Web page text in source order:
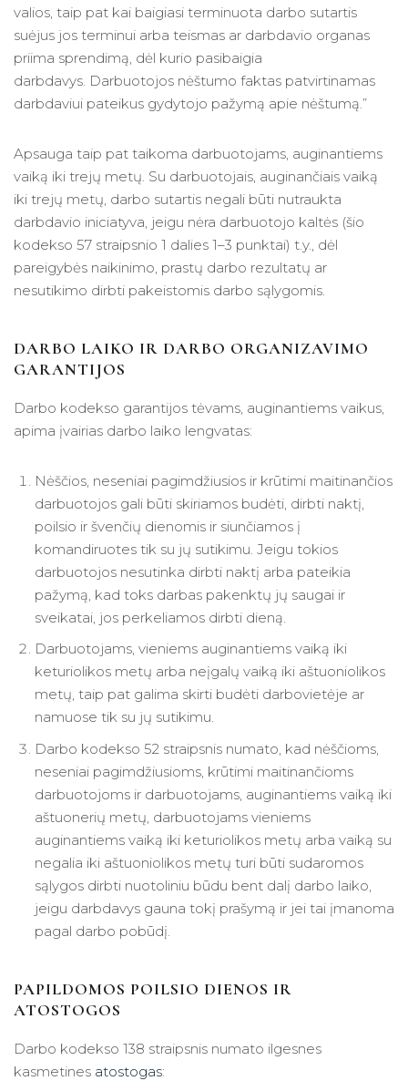
valios, taip pat kai baigiasi terminuota darbo sutartis
suėjus jos terminui arba teismas ar darbdavio organas
priima sprendimą, dėl kurio pasibaigia
darbdavys. Darbuotojos nėštumo faktas patvirtinamas
darbdaviui pateikus gydytojo pažymą apie nėštumą.”
Apsauga taip pat taikoma darbuotojams, auginantiems
vaiką iki trejų metų. Su darbuotojais, auginančiais vaiką
iki trejų metų, darbo sutartis negali būti nutraukta
darbdavio iniciatyva, jeigu nėra darbuotojo kaltės (šio
kodekso 57 straipsnio 1 dalies 1–3 punktai) t.y., dėl
pareigybės naikinimo, prastų darbo rezultatų ar
nesutikimo dirbti pakeistomis darbo sąlygomis.
DARBO LAIKO IR DARBO ORGANIZAVIMO
GARANTIJOS
Darbo kodekso garantijos tėvams, auginantiems vaikus,
apima įvairias darbo laiko lengvatas:
Nėščios, neseniai pagimdžiusios ir krūtimi maitinančios
darbuotojos gali būti skiriamos budėti, dirbti naktį,
poilsio ir švenčių dienomis ir siunčiamos į
komandiruotes tik su jų sutikimu. Jeigu tokios
darbuotojos nesutinka dirbti naktį arba pateikia
pažymą, kad toks darbas pakenktų jų saugai ir
sveikatai, jos perkeliamos dirbti dieną.
Darbuotojams, vieniems auginantiems vaiką iki
keturiolikos metų arba neįgalų vaiką iki aštuoniolikos
metų, taip pat galima skirti budėti darbovietėje ar
namuose tik su jų sutikimu.
Darbo kodekso 52 straipsnis numato, kad nėščioms,
neseniai pagimdžiusioms, krūtimi maitinančioms
darbuotojoms ir darbuotojams, auginantiems vaiką iki
aštuonerių metų, darbuotojams vieniems
auginantiems vaiką iki keturiolikos metų arba vaiką su
negalia iki aštuoniolikos metų turi būti sudaromos
sąlygos dirbti nuotoliniu būdu bent dalį darbo laiko,
jeigu darbdavys gauna tokį prašymą ir jei tai įmanoma
pagal darbo pobūdį.
PAPILDOMOS POILSIO DIENOS IR
ATOSTOGOS
Darbo kodekso 138 straipsnis numato ilgesnes
kasmetines atostogas: